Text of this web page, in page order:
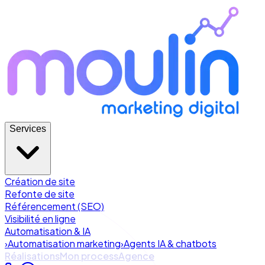
Services
Création de site
Refonte de site
Référencement (SEO)
Visibilité en ligne
Automatisation & IA
›Automatisation marketing›Agents IA & chatbots
RéalisationsMon processAgence